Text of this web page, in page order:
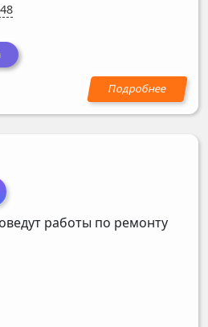
работы по ремонту